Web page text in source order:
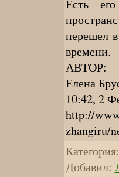
Есть
перешел
времени.
АВТОР:
Елена
10:42, 2
http://
zhangiru/
Категория:
Добавил: